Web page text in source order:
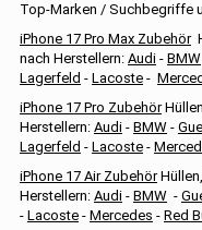
Top-Marken / Suchbegriffe
iPhone 17 Pro Max Zubehör
nach Herstellern: Audi - BMW
Lagerfeld - Lacoste -
iPhone 17 Pro Zubehör
Herstellern: Audi - BMW -
Lagerfeld - Lacoste -
iPhone 17 Air Zubehör
Herstellern: Audi - BMW -
- Lacoste - Mercedes - Red